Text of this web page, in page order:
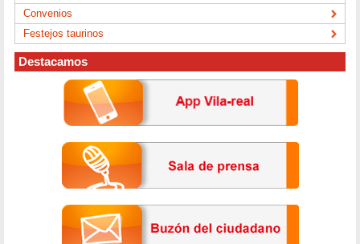
Convenios
Festejos taurinos
Destacamos